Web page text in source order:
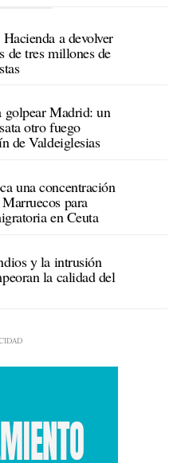
a devolver
de tres millones de
golpear Madrid: un
otro fuego
de Valdeiglesias
una concentración
para
en Ceuta
y la intrusión
la calidad del